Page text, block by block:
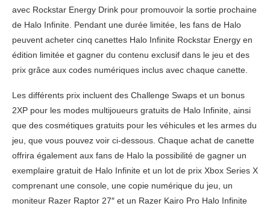
avec Rockstar Energy Drink pour promouvoir la sortie prochaine
de Halo Infinite. Pendant une durée limitée, les fans de Halo
peuvent acheter cinq canettes Halo Infinite Rockstar Energy en
édition limitée et gagner du contenu exclusif dans le jeu et des
prix grâce aux codes numériques inclus avec chaque canette.
Les différents prix incluent des Challenge Swaps et un bonus
2XP pour les modes multijoueurs gratuits de Halo Infinite, ainsi
que des cosmétiques gratuits pour les véhicules et les armes du
jeu, que vous pouvez voir ci-dessous. Chaque achat de canette
offrira également aux fans de Halo la possibilité de gagner un
exemplaire gratuit de Halo Infinite et un lot de prix Xbox Series X
comprenant une console, une copie numérique du jeu, un
moniteur Razer Raptor 27″ et un Razer Kairo Pro Halo Infinite